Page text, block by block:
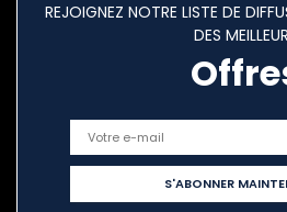
REJOIGNEZ NOTRE LISTE DE
DES